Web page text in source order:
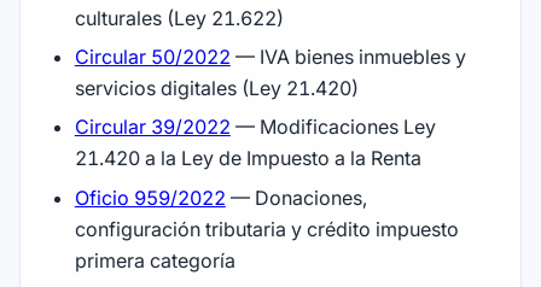
culturales (Ley 21.622)
Circular 50/2022 — IVA bienes inmuebles y
servicios digitales (Ley 21.420)
Circular 39/2022 — Modificaciones Ley
21.420 a la Ley de Impuesto a la Renta
Oficio 959/2022 — Donaciones,
configuración tributaria y crédito impuesto
primera categoría